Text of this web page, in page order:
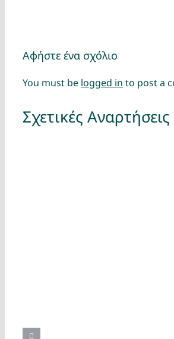
Αφήστε ένα σχόλιο
You must be logged in to post a
Σχετικές Αναρτήσεις